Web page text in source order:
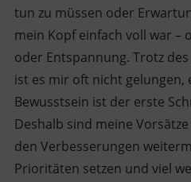
tun zu müssen oder
mein Kopf einfach voll war –
oder Entspannung. Trotz
ist es mir oft nicht gelungen,
Bewusstsein ist der erste
Deshalb sind meine
den Verbesserungen
Prioritäten setzen und viel